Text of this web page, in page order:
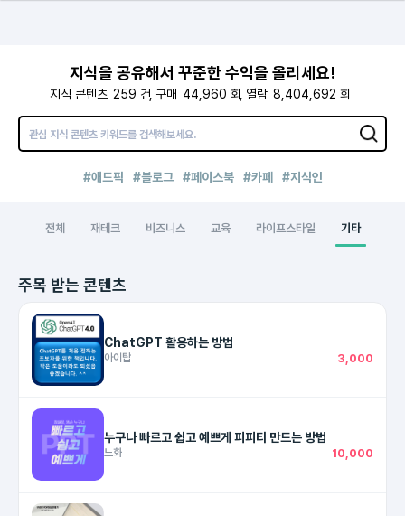
지식을 공유해서 꾸준한 수익을 올리세요!
지식 콘텐츠 259 건 구매 44,960 회 열람 8,404,692 회
#애드픽 #블로그 #페이스북 #카페 #지식인
전체 재테크 비즈니스 교육 라이프스타일 기타
주목 받는 콘텐츠
ChatGPT 활용하는 방법
아이탑 3,000
누구나 빠르고 쉽고 예쁘게 피피티 만드는 방법
느화 10,000